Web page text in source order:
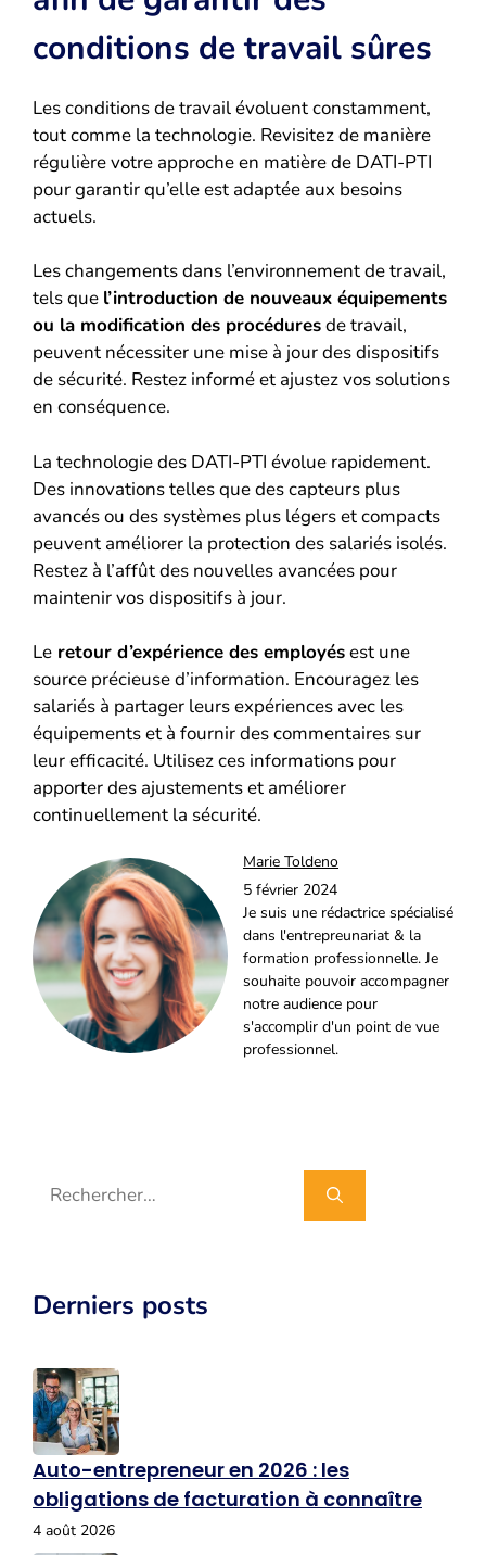
conditions de travail sûres
Les conditions de travail évoluent constamment,
tout comme la technologie. Revisitez de manière
régulière votre approche en matière de DATI-PTI
pour garantir qu’elle est adaptée aux besoins
actuels.
Les changements dans l’environnement de travail,
tels que l’introduction de nouveaux équipements
ou la modification des procéduresde travail,
peuvent nécessiter une mise à jour des dispositifs
de sécurité. Restez informé et ajustez vos solutions
en conséquence.
La technologie des DATI-PTI évolue rapidement.
Des innovations telles que des capteurs plus
avancés ou des systèmes plus légers et compacts
peuvent améliorer la protection des salariés isolés.
Restez à l’affût des nouvelles avancées pour
maintenir vos dispositifs à jour.
Le retour d’expérience des employésest une
source précieuse d’information. Encouragez les
salariés à partager leurs expériences avec les
équipements et à fournir des commentaires sur
leur efficacité. Utilisez ces informations pour
apporter des ajustements et améliorer
continuellement la sécurité.
Marie Toldeno
5 février 2024
Je suis une rédactrice spécialisé
dans l'entrepreunariat & la
formation professionnelle. Je
souhaite pouvoir accompagner
notre audience pour
s'accomplir d'un point de vue
professionnel.
Rechercher :
Derniers posts
Auto-entrepreneur en 2026 : les
obligations de facturation à connaître
4 août 2026